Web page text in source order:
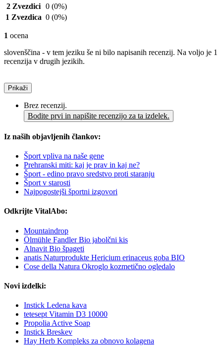
2 Zvezdici 0 (0%)
1 Zvezdica 0 (0%)
1 ocena
slovenščina - v tem jeziku še ni bilo napisanih recenzij. Na voljo je 1
recenzija v drugih jezikih.
Prikaži
Brez recenzij.
Bodite prvi in napišite recenzijo za ta izdelek.
Iz naših objavljenih člankov:
Šport vpliva na naše gene
Prehranski miti: kaj je prav in kaj ne?
Šport - edino pravo sredstvo proti staranju
Šport v starosti
Najpogostejši športni izgovori
Odkrijte VitalAbo:
Mountaindrop
Ölmühle Fandler Bio jabolčni kis
Alnavit Bio špageti
anatis Naturprodukte Hericium erinaceus goba BIO
Cose della Natura Okroglo kozmetično ogledalo
Novi izdelki:
Instick Ledena kava
tetesept Vitamin D3 10000
Propolia Active Soap
Instick Breskev
Hay Herb Kompleks za obnovo kolagena